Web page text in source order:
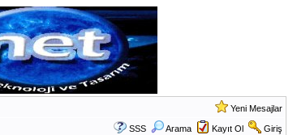
Yeni Mesajlar
SSS Arama Kayıt Ol Giriş